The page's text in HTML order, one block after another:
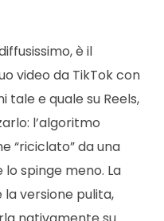
è il
video da TikTok con
tale e quale su Reels,
l’algoritmo
“riciclato” da una
spinge meno. La
versione pulita,